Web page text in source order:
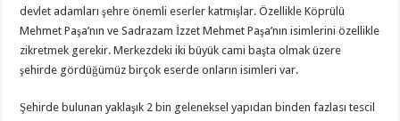
devlet adamları şehre önemli eserler katmışlar. Özellikle Köprülü
Mehmet Paşa’nın ve Sadrazam İzzet Mehmet Paşa’nın isimlerini özellikle
zikretmek gerekir. Merkezdeki iki büyük cami başta olmak üzere
şehirde gördüğümüz birçok eserde onların isimleri var.
Şehirde bulunan yaklaşık 2 bin geleneksel yapıdan binden fazlası tescil